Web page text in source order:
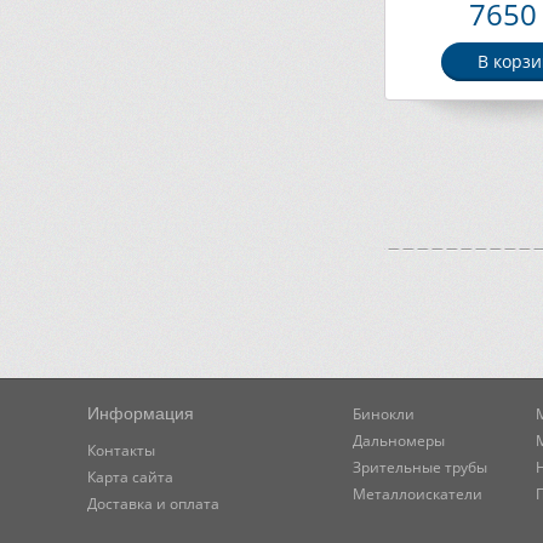
В
Информация
Контакты
Карта сайта
Доставка и оплата
Бинокли
Дальномеры
Зрительные трубы
Металлоискатели